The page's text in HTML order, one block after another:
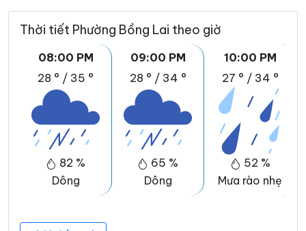
Thời tiết Phường Bồng Lai theo giờ
08:00 PM
28 ° / 35 °
82 %
Dông
09:00 PM
28 ° / 34 °
65 %
Dông
10:00 PM
27 ° / 34 °
52 %
Mưa rào nhẹ